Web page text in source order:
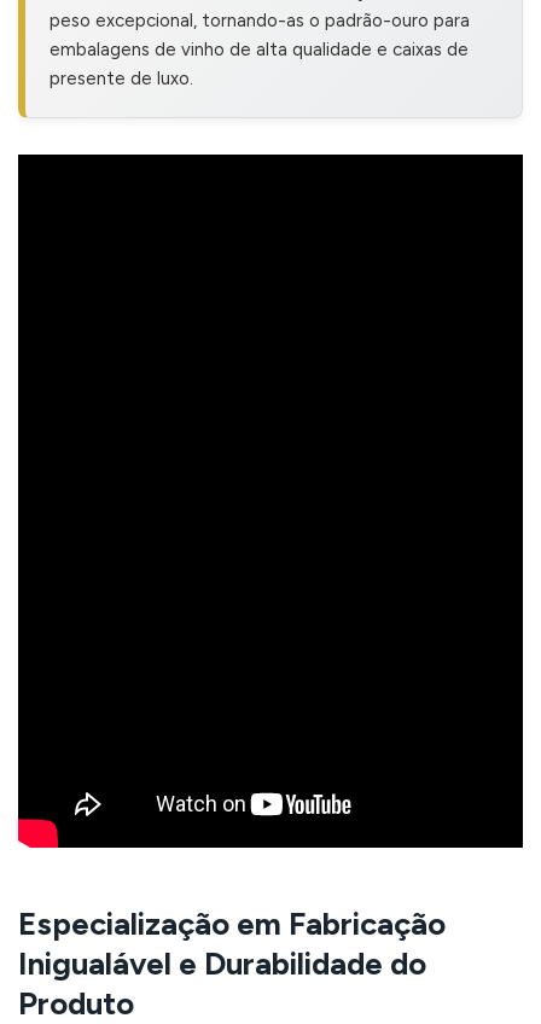
peso excepcional, tornando-as o padrão-ouro para
embalagens de vinho de alta qualidade e caixas de
presente de luxo.
Especialização em Fabricação
Inigualável e Durabilidade do
Produto